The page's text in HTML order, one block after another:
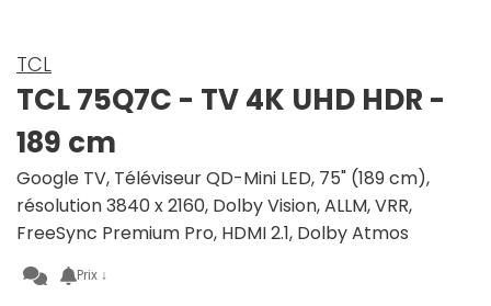
TCL
TCL 75Q7C - TV 4K UHD HDR -
189 cm
Google TV, Téléviseur QD-Mini LED, 75" (189 cm),
résolution 3840 x 2160, Dolby Vision, ALLM, VRR,
FreeSync Premium Pro, HDMI 2.1, Dolby Atmos
Prix ↓